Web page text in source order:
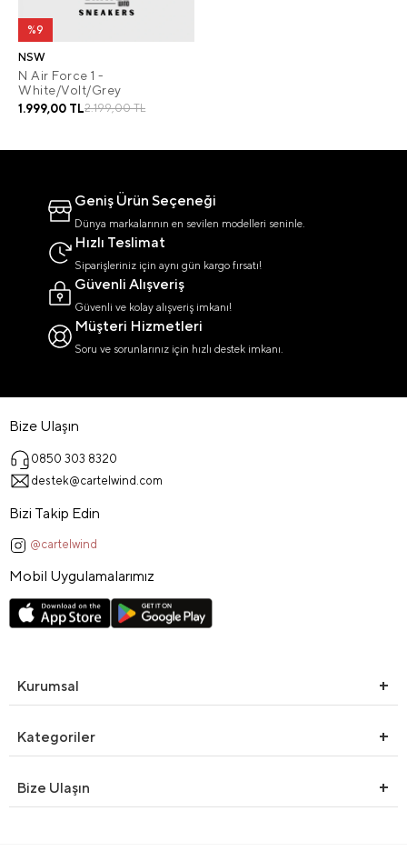
%9
NSW
N Air Force 1 -
White/Volt/Grey
2.199,00 TL
1.999,00 TL
Geniş Ürün Seçeneği
Dünya markalarının en sevilen modelleri seninle.
Hızlı Teslimat
Siparişleriniz için aynı gün kargo fırsatı!
Güvenli Alışveriş
Güvenli ve kolay alışveriş imkanı!
Müşteri Hizmetleri
Soru ve sorunlarınız için hızlı destek imkanı.
Bize Ulaşın
0850 303 8320
destek@cartelwind.com
Bizi Takip Edin
@cartelwind
Mobil Uygulamalarımız
Kurumsal
Kategoriler
Bize Ulaşın